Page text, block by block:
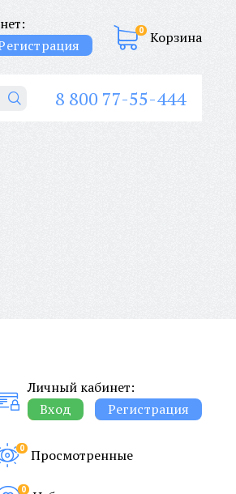
0 Корзина
8 800 77-55-444
Личный кабинет:
Вход
Регистрация
0 Просмотренные
0